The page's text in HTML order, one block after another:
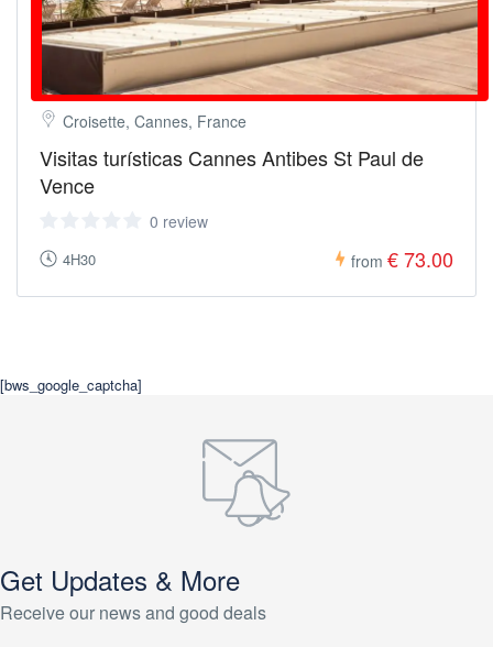
Croisette, Cannes, France
Visitas turísticas Cannes Antibes St Paul de
Vence
0 review
4H30 from € 73.00
[bws_google_captcha]
Get Updates & More
Receive our news and good deals